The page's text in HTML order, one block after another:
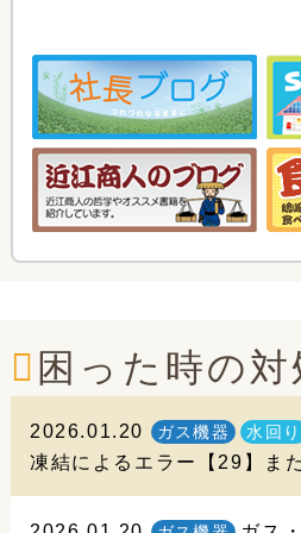
困った時の対
2026.01.20 ガス機器 水回り
凍結によるエラー【29】ま